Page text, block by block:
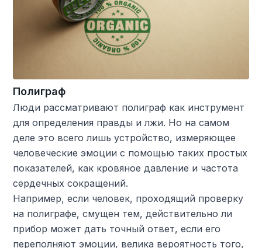
Полиграф
Люди рассматривают полиграф как инструмент
для определения правды и лжи. Но на самом
деле это всего лишь устройство, измеряющее
человеческие эмоции с помощью таких простых
показателей, как кровяное давление и частота
сердечных сокращений.
Например, если человек, проходящий проверку
на полиграфе, смущен тем, действительно ли
прибор может дать точный ответ, если его
переполняют эмоции, велика вероятность того,